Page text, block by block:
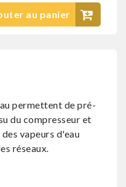
au panier
permettent de pré-
du compresseur et
vapeurs d'eau
réseaux.